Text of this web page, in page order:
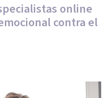
online
contra el